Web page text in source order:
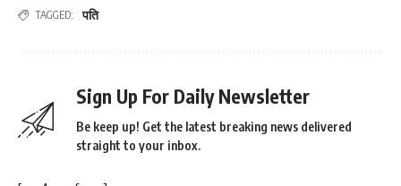
TAGGED: पति
Sign Up For Daily Newsletter
Be keep up! Get the latest breaking news delivered
straight to your inbox.